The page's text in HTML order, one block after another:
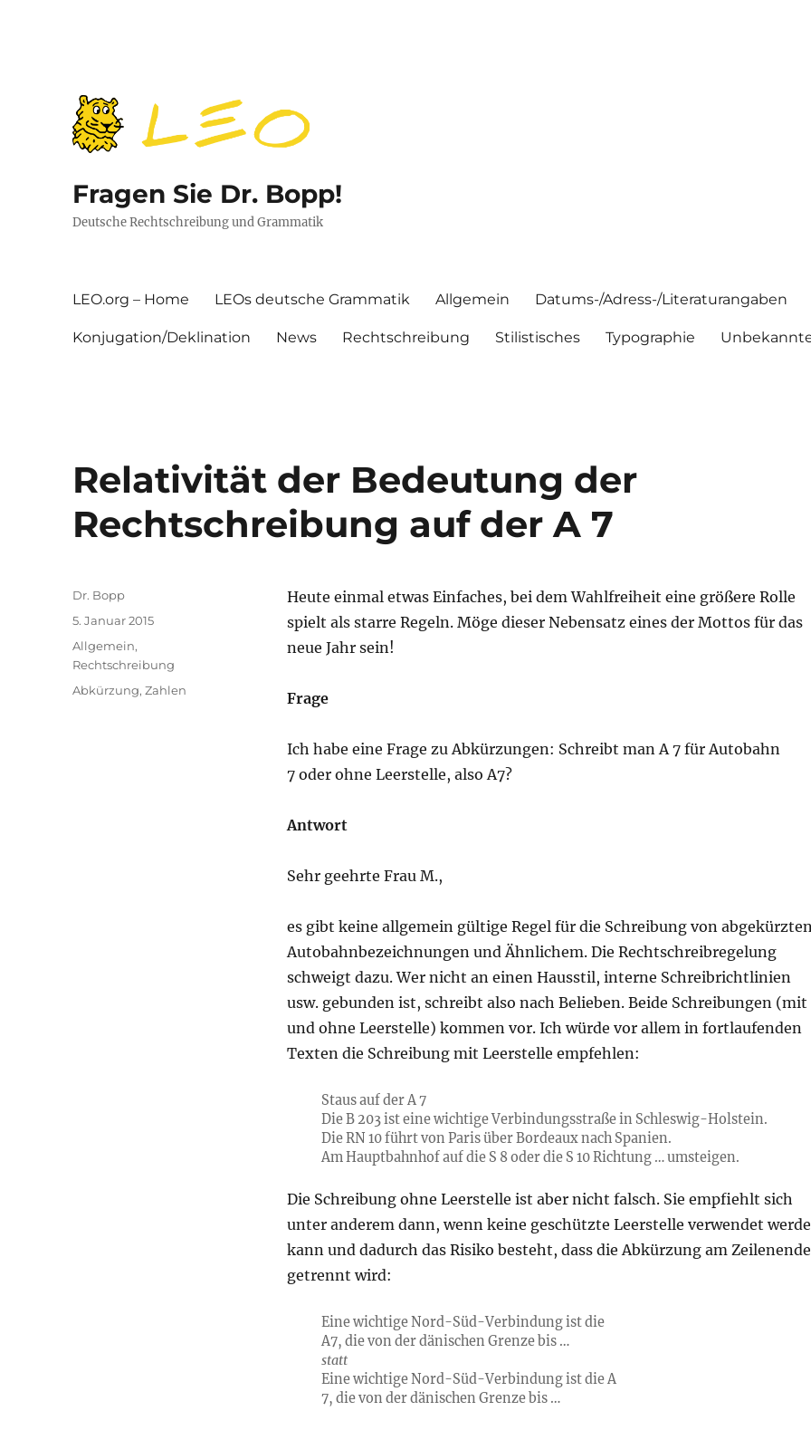
Fragen Sie Dr. Bopp!
Deutsche Rechtschreibung und Grammatik
LEO.org – Home LEOs deutsche Grammatik Allgemein Datums-/Adress-/Literaturangaben
Konjugation/Deklination News Rechtschreibung Stilistisches Typographie
Relativität der Bedeutung der
Rechtschreibung auf der A 7
Heute einmal etwas Einfaches, bei dem Wahlfreiheit eine größere Rolle
spielt als starre Regeln. Möge dieser Nebensatz eines der Mottos für das
neue Jahr sein!
Frage
Ich habe eine Frage zu Abkürzungen: Schreibt man A 7 für Autobahn
7 oder ohne Leerstelle, also A7?
Antwort
Sehr geehrte Frau M.,
es gibt keine allgemein gültige Regel für die Schreibung von
Autobahnbezeichnungen und Ähnlichem. Die Rechtschreibregelung
schweigt dazu. Wer nicht an einen Hausstil, interne Schreibrichtlinien
usw. gebunden ist, schreibt also nach Belieben. Beide Schreibungen (mit
und ohne Leerstelle) kommen vor. Ich würde vor allem in fortlaufenden
Texten die Schreibung mit Leerstelle empfehlen:
Staus auf der A 7
Die B 203 ist eine wichtige Verbindungsstraße in Schleswig-Holstein.
Die RN 10 führt von Paris über Bordeaux nach Spanien.
Am Hauptbahnhof auf die S 8 oder die S 10 Richtung … umsteigen.
Die Schreibung ohne Leerstelle ist aber nicht falsch. Sie empfiehlt sich
unter anderem dann, wenn keine geschützte Leerstelle verwendet
kann und dadurch das Risiko besteht, dass die Abkürzung am Zeilenende
getrennt wird:
Eine wichtige Nord-Süd-Verbindung ist die
A7, die von der dänischen Grenze bis …
statt
Eine wichtige Nord-Süd-Verbindung ist die A
7, die von der dänischen Grenze bis …
Autor
Dr. Bopp
Veröffentlicht
am
5. Januar 2015
Kategorien
Allgemein,
Rechtschreibung
Schlagwörter
Abkürzung,Zahlen